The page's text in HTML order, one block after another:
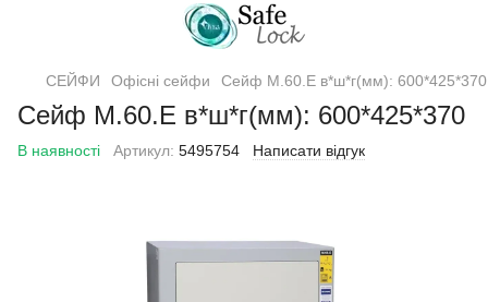
СЕЙФИ Офісні сейфи Сейф M.60.E в*ш*г(мм): 600*425*370
Сейф M.60.E в*ш*г(мм): 600*425*370
В наявності Артикул: 5495754 Написати відгук